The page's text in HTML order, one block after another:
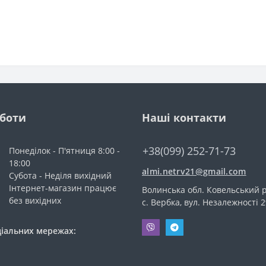
Понеділок - П'ятниця 8:00 -
18:00
Субота - Неділя вихідний
Інтернет-магазин працює
без вихідних
мережах:
Наші контакти
+38(099) 252-71-73
almi.netrv21@gmail.com
Волинська обл. Ковельський
с. Вербка, вул. Незалежності